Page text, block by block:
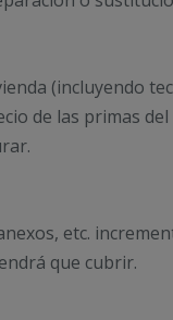
(incluyendo
de las primas
etc.
que cubrir.